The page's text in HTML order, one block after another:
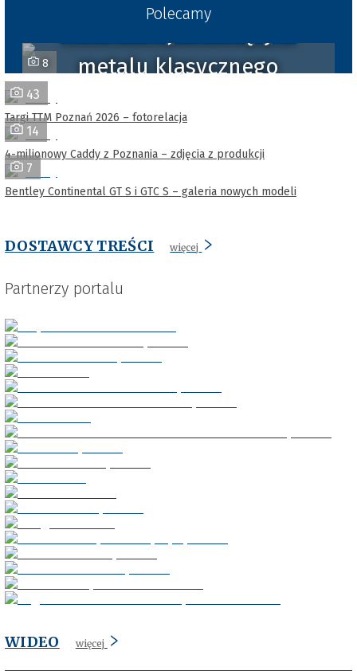
Polecamy
metalu klasycznego
8
43
Targi TTM Poznań 2026 – fotorelacja
14
4-milionowy Caddy z Poznania – zdjęcia z produkcji
7
Bentley Continental GT S i GTC S – galeria nowych modeli
DOSTAWCY TREŚCI więcej
Partnerzy portalu
WIDEO więcej